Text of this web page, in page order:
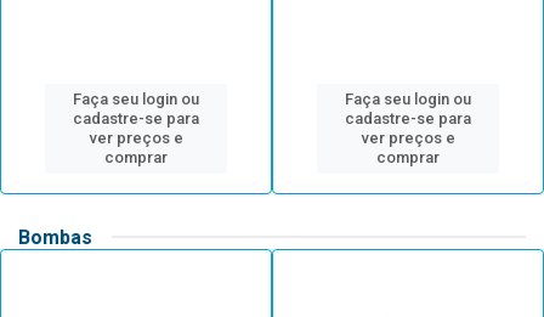
Faça seu login ou
cadastre-se para
ver preços e
comprar
Faça seu login ou
cadastre-se para
ver preços e
comprar
Bombas